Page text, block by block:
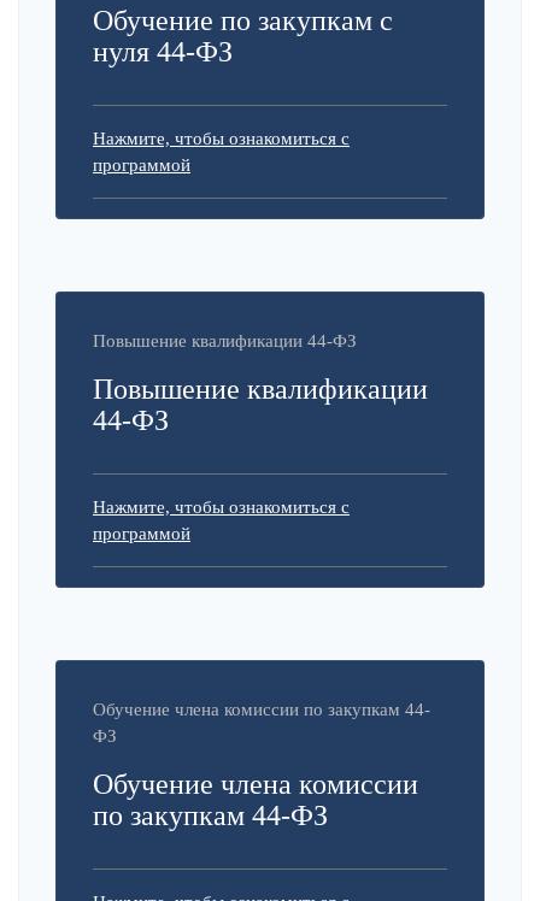
Обучение по закупкам с
нуля 44-ФЗ
Нажмите, чтобы ознакомиться с
программой
Повышение квалификации 44-ФЗ
Повышение квалификации
44-ФЗ
Нажмите, чтобы ознакомиться с
программой
Обучение члена комиссии по закупкам 44-
ФЗ
Обучение члена комиссии
по закупкам 44-ФЗ